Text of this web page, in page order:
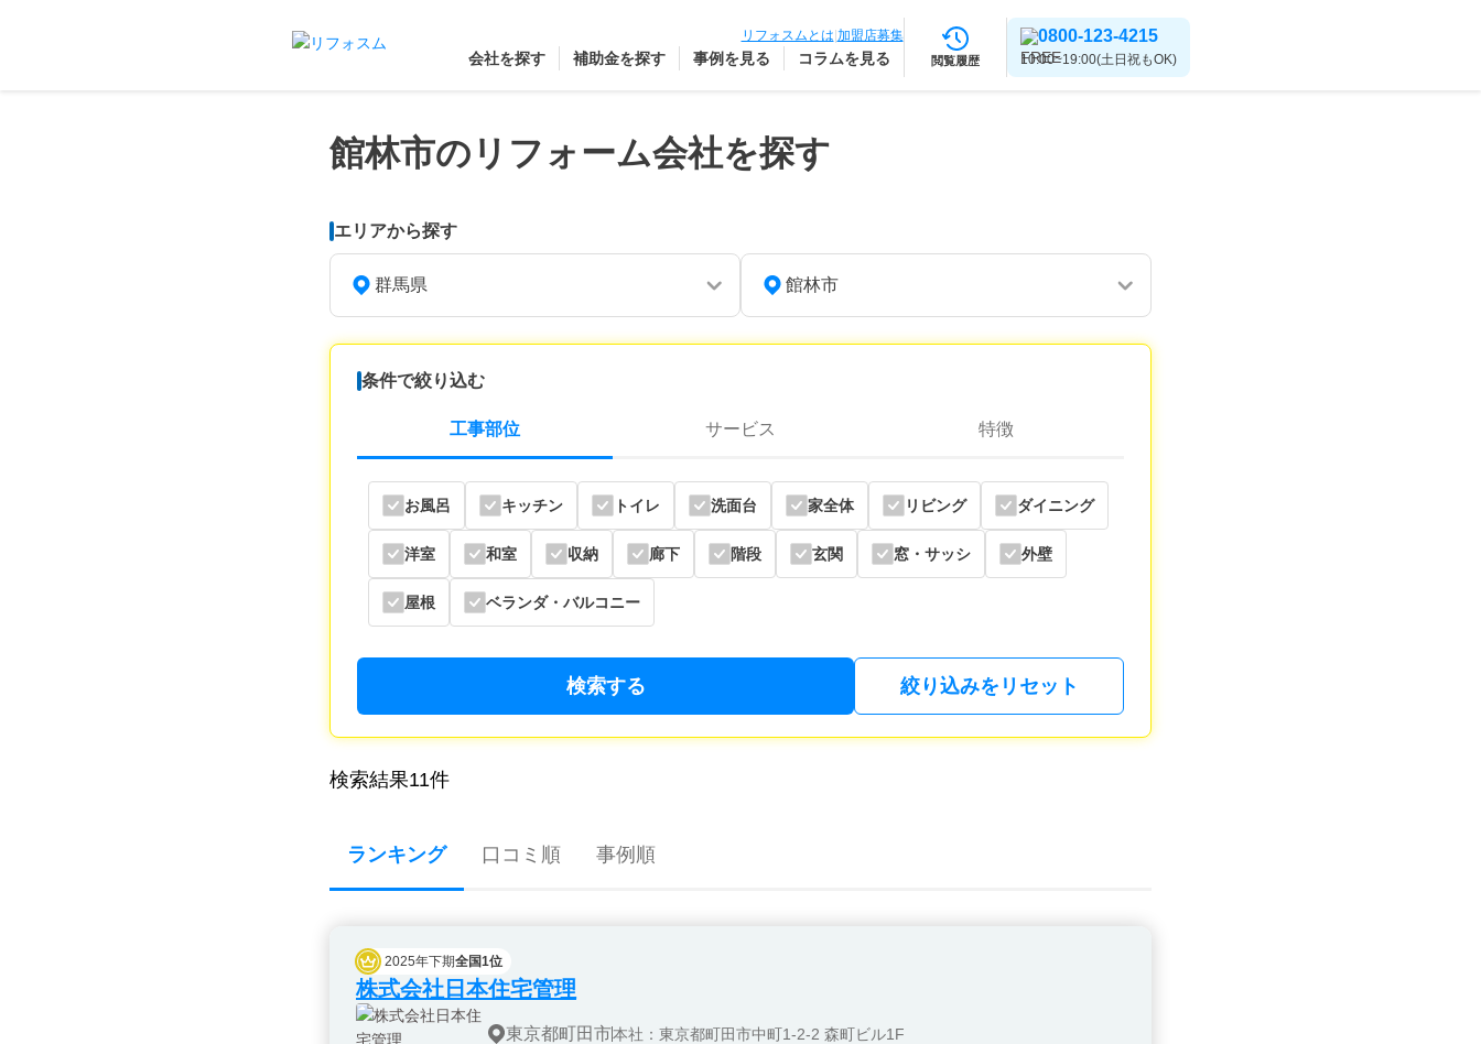
リフォスムとは|加盟店募集
会社を探す 補助金を探す 事例を見る コラムを見る 閲覧履歴
0800-123-4215
10:00~19:00(土日祝もOK)
館林市のリフォーム会社を探す
エリアから探す
群馬県 館林市
条件で絞り込む
工事部位 サービス 特徴
お風呂 キッチン トイレ 洗面台 家全体 リビング ダイニング
洋室 和室 収納 廊下 階段 玄関 窓・サッシ 外壁
屋根 ベランダ・バルコニー
検索する 絞り込みをリセット
検索結果11件
ランキング 口コミ順 事例順
2025年下期全国1位
株式会社日本住宅管理
東京都町田市本社：東京都町田市中町1-2-2 森町ビル1F